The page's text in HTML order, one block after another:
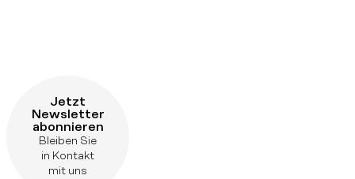
Jetzt
Newsletter
abonnieren
Bleiben Sie
in Kontakt
mit uns